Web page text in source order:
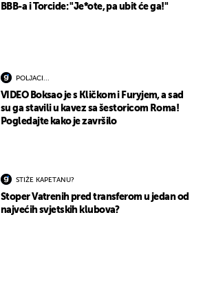
BBB-a i Torcide: "Je*ote, pa ubit će ga!"
POLJACI...
VIDEO Boksao je s Kličkom i Furyjem, a sad
su ga stavili u kavez sa šestoricom Roma!
Pogledajte kako je završilo
STIŽE KAPETANU?
Stoper Vatrenih pred transferom u jedan od
najvećih svjetskih klubova?